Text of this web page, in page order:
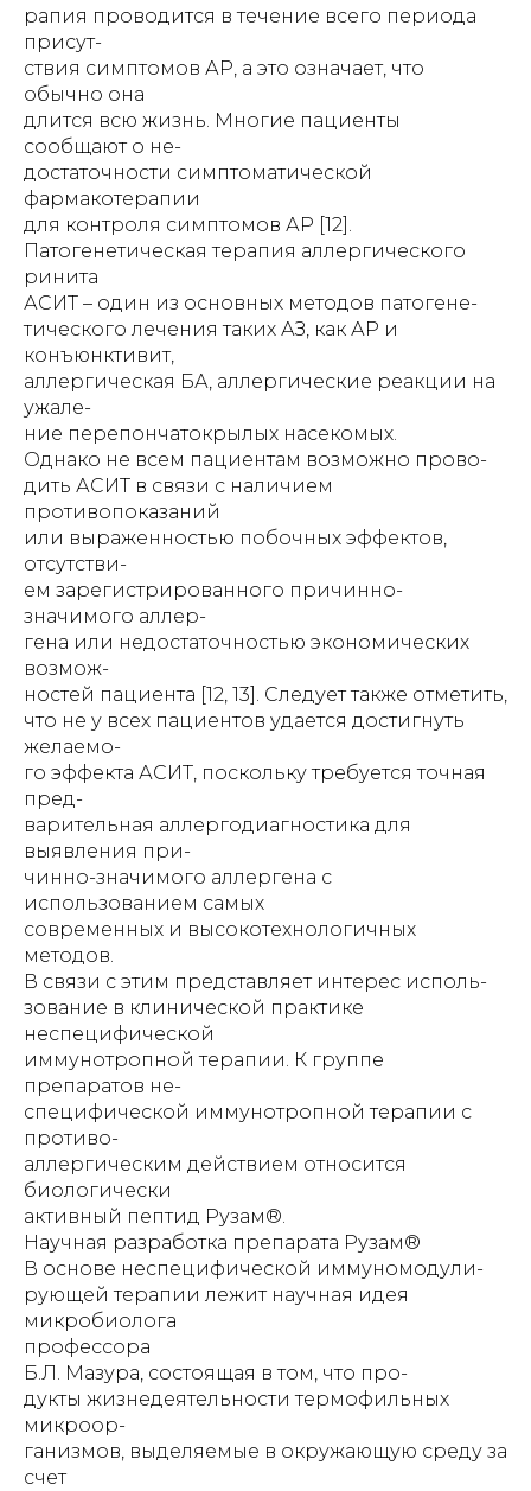
рапия проводится в течение всего периода
присут-
ствия симптомов АР, а это означает, что
обычно она
длится всю жизнь. Многие пациенты
сообщают о не-
достаточности симптоматической
фармакотерапии
для контроля симптомов АР [12].
Патогенетическая терапия аллергического
ринита
АСИТ – один из основных методов патогене-
тического лечения таких АЗ, как АР и
конъюнктивит,
аллергическая БА, аллергические реакции на
ужале-
ние перепончатокрылых насекомых.
Однако не всем пациентам возможно прово-
дить АСИТ в связи с наличием
противопоказаний
или выраженностью побочных эффектов,
отсутстви-
ем зарегистрированного причинно-
значимого аллер-
гена или недостаточностью экономических
возмож-
ностей пациента [12, 13]. Следует также отметить,
что не у всех пациентов удается достигнуть
желаемо-
го эффекта АСИТ, поскольку требуется точная
пред-
варительная аллергодиагностика для
выявления при-
чинно-значимого аллергена с
использованием самых
современных и высокотехнологичных
методов.
В связи с этим представляет интерес исполь-
зование в клинической практике
неспецифической
иммунотропной терапии. К группе
препаратов не-
специфической иммунотропной терапии с
противо-
аллергическим действием относится
биологически
активный пептид Рузам®.
Научная разработка препарата Рузам®
В основе неспецифической иммуномодули-
рующей терапии лежит научная идея
микробиолога
профессора
Б.Л. Мазура, состоящая в том, что про-
дукты жизнедеятельности термофильных
микроор-
ганизмов, выделяемые в окружающую среду за
счет